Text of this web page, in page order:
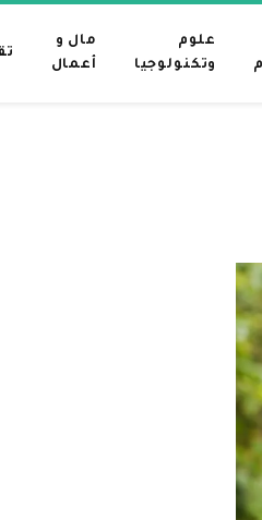
علوم
وتكنولوجيا
مال و
أعمال